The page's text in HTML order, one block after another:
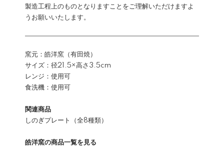
製造工程上のものとなりますことをご理解いただけますよ
うお願いいたします。
窯元：皓洋窯（有田焼）
サイズ：径21.5×高さ3.5cm
レンジ：使用可
食洗機：使用可
関連商品
しのぎプレート（全8種類）
皓洋窯の商品一覧を見る